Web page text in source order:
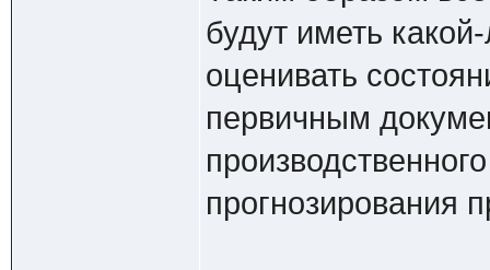
будут иметь
оценивать
первичным
прогнозирования